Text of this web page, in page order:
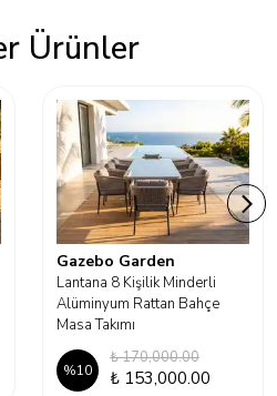
Ürünler
Gazebo Garden
Lantana 8 Kişilik Minderli
Alüminyum Rattan Bahçe
Masa Takımı
%10
₺ 170,000.00
₺ 153,000.00